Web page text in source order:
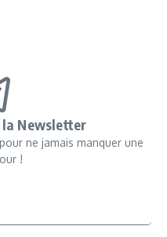
Newsletter
ne jamais manquer une
!